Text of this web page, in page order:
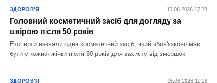
ЗДОРОВ'Я 16.06.2026 17:28
Головний косметичний засіб для догляду за
шкірою після 50 років
Експерти назвали один косметичний засіб, який обов'язково має
бути у кожної жінки після 50 років для захисту від зморшок.
ЗДОРОВ'Я 15.06.2026 11:13